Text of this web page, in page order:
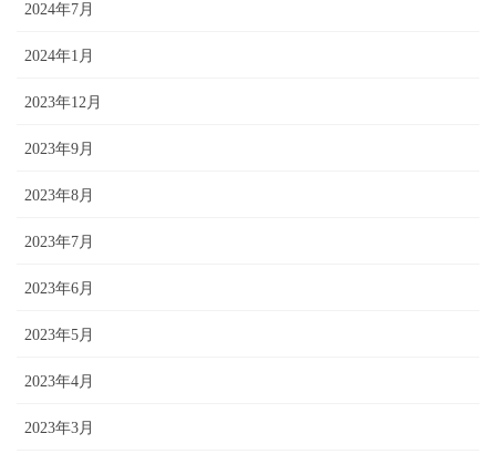
2024年7月
2024年1月
2023年12月
2023年9月
2023年8月
2023年7月
2023年6月
2023年5月
2023年4月
2023年3月